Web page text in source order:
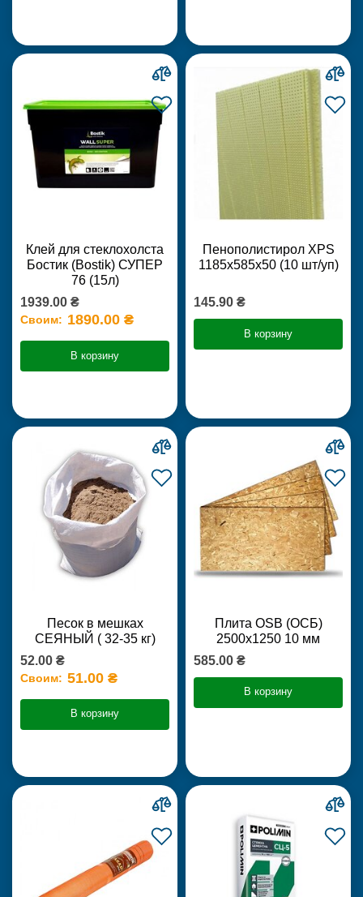
Клей для стеклохолста
Бостик (Bostik) СУПЕР
76 (15л)
1939.00 ₴
Своим: 1890.00 ₴
В корзину
Пенополистирол XPS
1185х585х50 (10 шт/уп)
145.90 ₴
В корзину
Песок в мешках
СЕЯНЫЙ ( 32-35 кг)
52.00 ₴
Своим: 51.00 ₴
В корзину
Плита OSB (ОСБ)
2500х1250 10 мм
585.00 ₴
В корзину